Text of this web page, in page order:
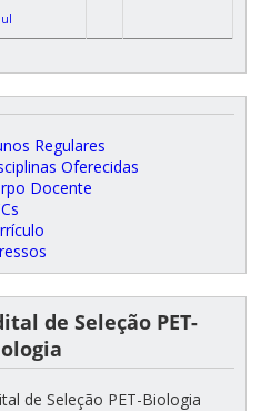
Regulares
Oferecidas
Docente
de Seleção PET-
de Seleção PET-Biologia